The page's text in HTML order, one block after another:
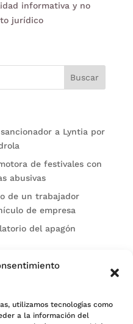
utilizamos tecnologías como
a la información del
informativa y no
jurídico
a Lyntia por
de festivales con
abusivas
de un trabajador
de empresa
del apagón
la CNMV a Soltec y